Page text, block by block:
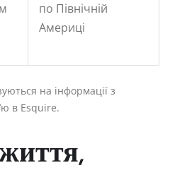
по Північній
Америці
на інформації з
в Esquire.